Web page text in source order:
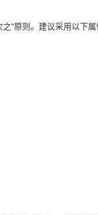
"原则。建议采用以下